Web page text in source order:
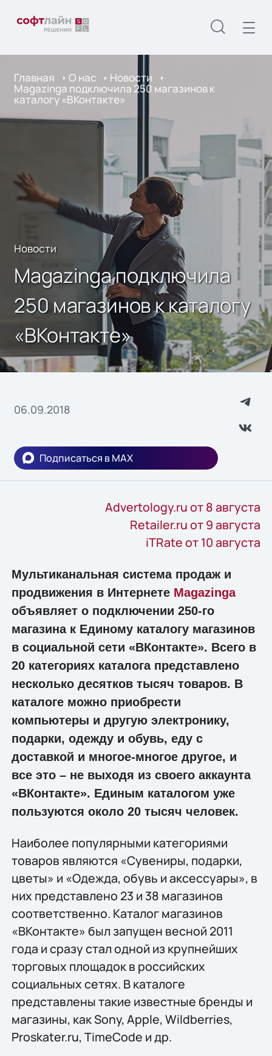
Главная О нас Новости
Magazinga подключила 250 магазинов к
каталогу «ВКонтакте»
Новости
Magazinga подключила
250 магазинов к каталогу
«ВКонтакте»
06.09.2018
Подписаться в MAX
Advertology.ru от 8 августа
Retailer.ru от 9 августа
iTRate от 10 августа
Мультиканальная система продаж и
продвижения в Интернете Magazinga
объявляет о подключении 250-го
магазина к Единому каталогу магазинов
в социальной сети «ВКонтакте». Всего в
20 категориях каталога представлено
несколько десятков тысяч товаров. В
каталоге можно приобрести
компьютеры и другую электронику,
подарки, одежду и обувь, еду с
доставкой и многое-многое другое, и
все это – не выходя из своего аккаунта
«ВКонтакте». Единым каталогом уже
пользуются около 20 тысяч человек.
Наиболее популярными категориями
товаров являются «Сувениры, подарки,
цветы» и «Одежда, обувь и аксессуары», в
них представлено 23 и 38 магазинов
соответственно. Каталог магазинов
«ВКонтакте» был запущен весной 2011
года и сразу стал одной из крупнейших
торговых площадок в российских
социальных сетях. В каталоге
представлены такие известные бренды и
магазины, как Sony, Apple, Wildberries,
Proskater.ru, TimeCode и др.